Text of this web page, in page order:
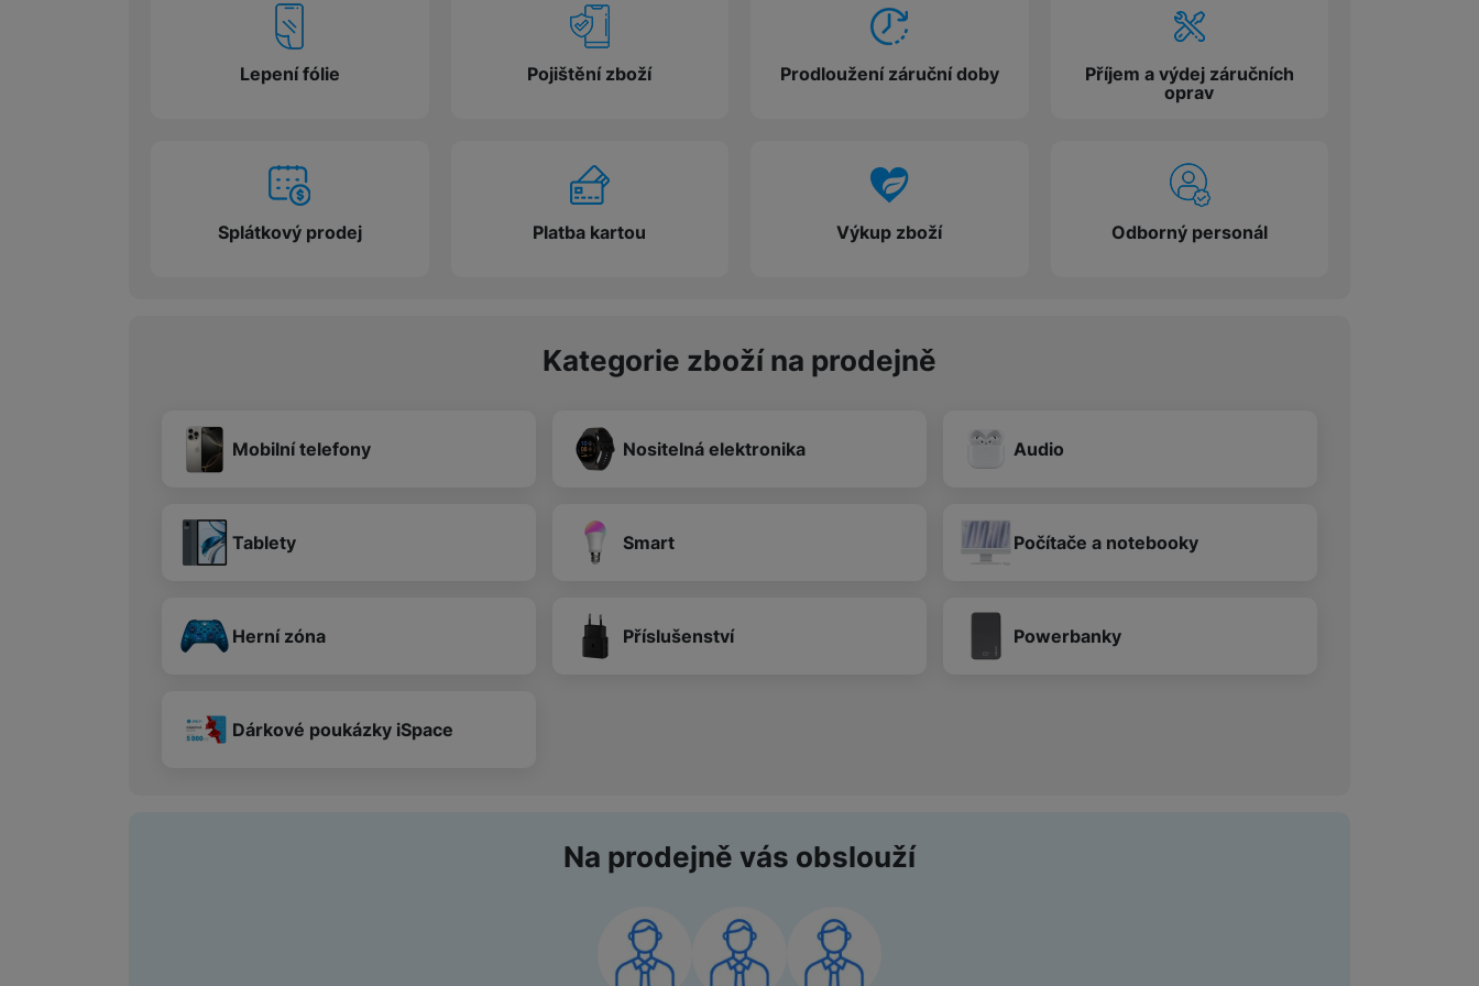
na našich stránkách, tak na stránkách třetích stran.
Lepení fólie Pojištění zboží Prodloužení záruční doby
Příjem a výdej záručních
oprav
Splátkový prodej Platba kartou Výkup zboží Odborný personál
Kategorie zboží na prodejně
Mobilní telefony Nositelná elektronika Audio
Tablety Smart Počítače a notebooky
Herní zóna Příslušenství Powerbanky
Dárkové poukázky iSpace
Na prodejně vás obslouží